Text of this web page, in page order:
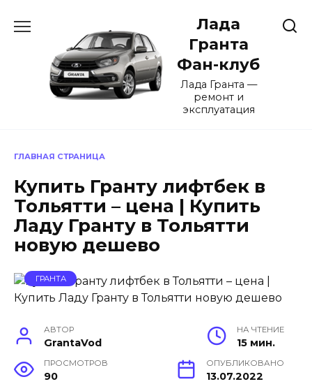
содержанию
Лада
Гранта
Фан-клуб
Лада Гранта —
ремонт и
эксплуатация
ГЛАВНАЯ СТРАНИЦА
Купить Гранту лифтбек в
Тольятти – цена | Купить
Ладу Гранту в Тольятти
новую дешево
ГРАНТА
АВТОР
GrantaVod
НА ЧТЕНИЕ
15 мин.
ПРОСМОТРОВ
90
ОПУБЛИКОВАНО
13.07.2022